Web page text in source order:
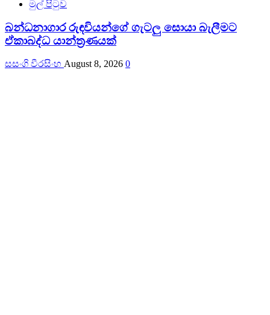
මුල් පිටුව
බන්ධනාගාර රුඳවියන්ගේ ගැටලු සොයා බැලීමට
ඒකාබද්ධ යාන්ත්‍රණයක්
සසංගි වීරසිංහ August 8, 2026 0